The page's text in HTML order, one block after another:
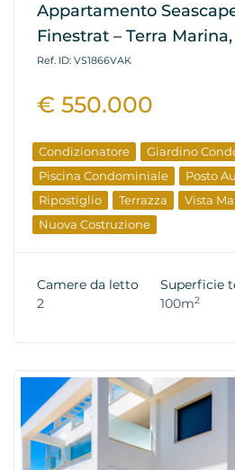
Appartamento
Finestrat – Terra
Ref. ID: VS1866VAK
€ 550.000
Condizionatore
Giardino
Piscina Condominiale
Posto
Ripostiglio
Terrazza
Vista
Nuova Costruzione
Camere da letto
2
Superficie
100m2